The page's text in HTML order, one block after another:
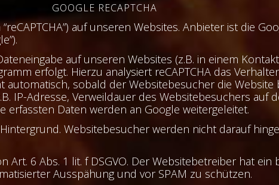
GOOGLE RECAPTCHA
auf unseren Websites. Anbieter ist die
auf unseren Websites (z.B. in einem
erfolgt. Hierzu analysiert reCAPTCHA das
automatisch, sobald der Websitebesucher die
IP-Adresse, Verweildauer des Websitebesuchers auf
erfassten Daten werden an Google weitergeleitet.
Websitebesucher werden nicht darauf
Art. 6 Abs. 1 lit. f DSGVO. Der Websitebetreiber hat
Ausspähung und vor SPAM zu schützen.